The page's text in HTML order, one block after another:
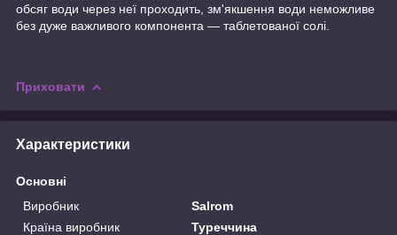
обсяг води через неї проходить, зм'якшення води неможливе
без дуже важливого компонента — таблетованої солі.
Приховати
Характеристики
Основні
Виробник
Salrom
Країна виробник
Туреччина